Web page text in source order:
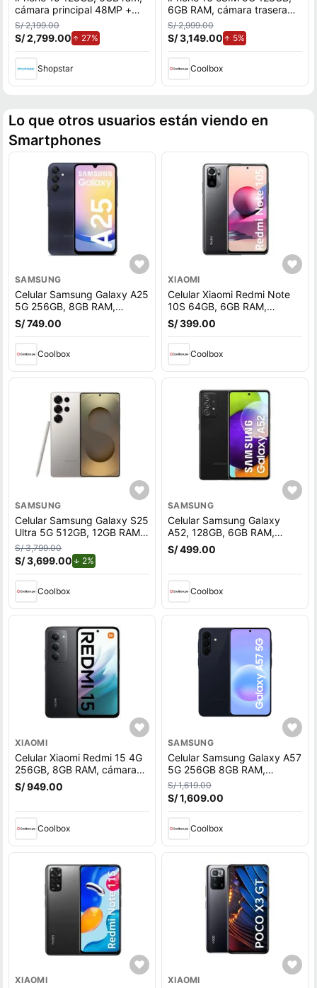
cámara principal 48MP +
12MP, frontal 12MP, 6.1"",
negro
S/ 2,199.00
S/ 2,799.00 27%
Shopstar
6GB RAM, cámara trasera
48MP y frontal 12MP,
pantalla 6.1"", negro
S/ 2,999.00
S/ 3,149.00 5%de aumento.
Coolbox
Lo que otros usuarios están viendo en
Smartphones
SAMSUNG
Celular Samsung Galaxy A25
5G 256GB, 8GB RAM,
cámara trasera 50MP y
frontal 13MP, 6.5"", negro
S/ 749.00
Coolbox
XIAOMI
Celular Xiaomi Redmi Note
10S 64GB, 6GB RAM,
cámara trasera 64MP y
frontal 13MP, 6.43"", gris
S/ 399.00
Coolbox
SAMSUNG
Celular Samsung Galaxy S25
Ultra 5G 512GB, 12GB RAM,
cámara trasera 200MP y
frontal 12MP, pantalla 6.9"",
titanium gray
S/ 3,799.00
S/ 3,699.00 2%
Coolbox
SAMSUNG
Celular Samsung Galaxy
A52, 128GB, 6GB RAM,
cámara trasera 64MP y
frontal 32MP, 6.5"",
S/ 499.00
Coolbox
XIAOMI
Celular Xiaomi Redmi 15 4G
256GB, 8GB RAM, cámara
trasera 50 MP y frontal 8MP,
6.9"", negro
S/ 949.00
Coolbox
SAMSUNG
Celular Samsung Galaxy A57
5G 256GB 8GB RAM,
cámara trasera 50MP y
frontal 12MP, 6.7"", azul
oscuro
S/ 1,619.00
S/ 1,609.00
Coolbox
XIAOMI XIAOMI